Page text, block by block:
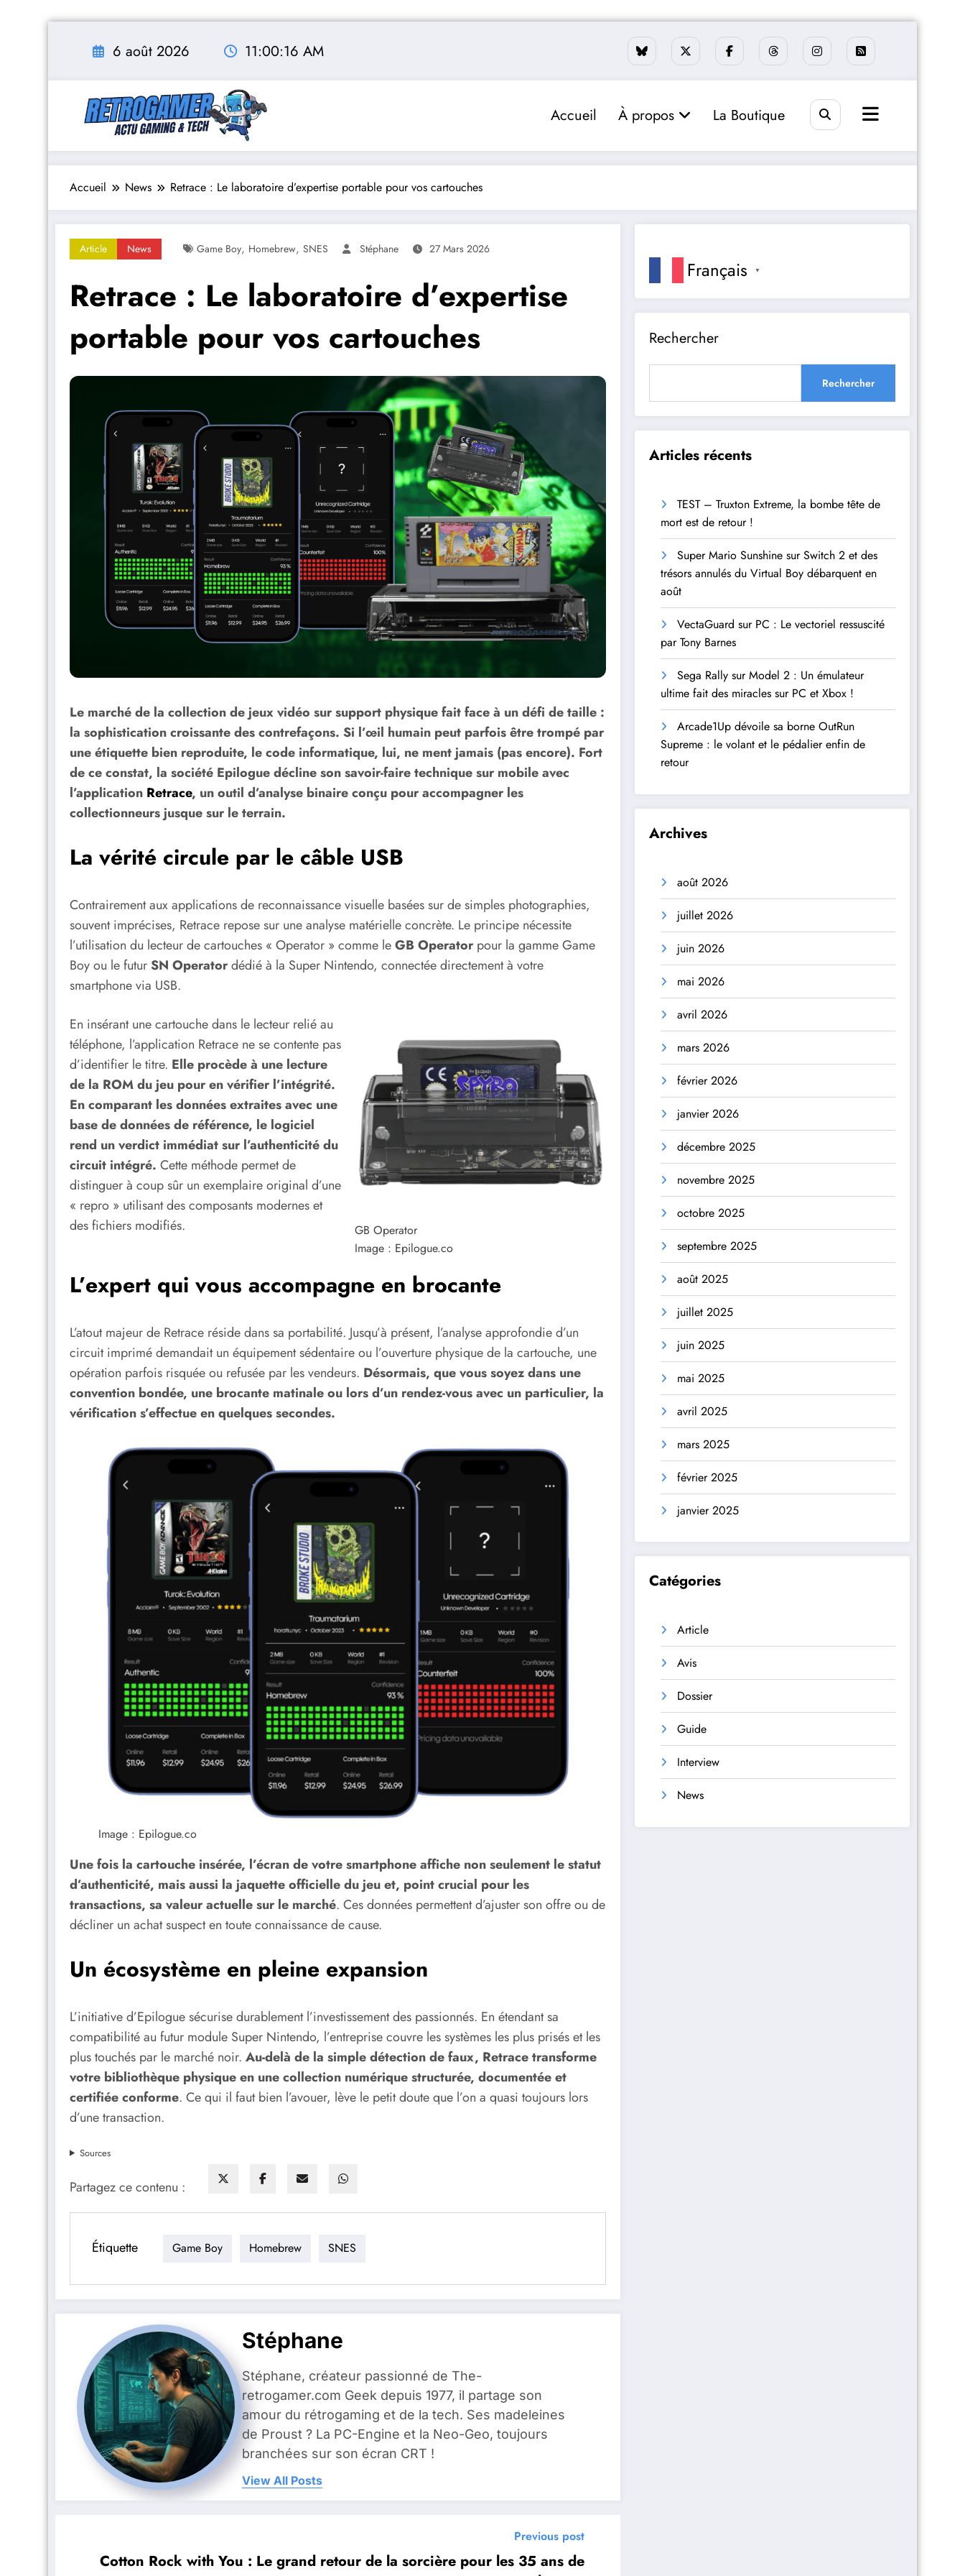
6 août 2026 11:00:17 AM
Accueil À propos La Boutique
Accueil News Retrace : Le laboratoire d’expertise portable pour vos cartouches
Article News Game Boy, Homebrew, SNES Stéphane 27 Mars 2026
Retrace : Le laboratoire d’expertise
portable pour vos cartouches
Le marché de la collection de jeux vidéo sur support physique fait face à un défi de taille :
la sophistication croissante des contrefaçons. Si l’œil humain peut parfois être trompé par
une étiquette bien reproduite, le code informatique, lui, ne ment jamais (pas encore). Fort
de ce constat, la société Epilogue décline son savoir-faire technique sur mobile avec
l’application Retrace, un outil d’analyse binaire conçu pour accompagner les
collectionneurs jusque sur le terrain.
La vérité circule par le câble USB
Contrairement aux applications de reconnaissance visuelle basées sur de simples photographies,
souvent imprécises, Retrace repose sur une analyse matérielle concrète. Le principe nécessite
l’utilisation du lecteur de cartouches « Operator » comme leGB Operator pour la gamme Game
Boy ou le futurSN Operatordédié à la Super Nintendo, connectée directement à votre
smartphone via USB.
GB Operator
Image : Epilogue.co
En insérant une cartouche dans le lecteur relié au
téléphone, l’application Retrace ne se contente pas
d’identifier le titre. Elle procède à une lecture
de la ROM du jeu pour en vérifier l’intégrité.
En comparant les données extraites avec une
base de données de référence, le logiciel
rend un verdict immédiat sur l’authenticité du
circuit intégré. Cette méthode permet de
distinguer à coup sûr un exemplaire original d’une
« repro » utilisant des composants modernes et
des fichiers modifiés.
L’expert qui vous accompagne en brocante
L’atout majeur de Retrace réside dans sa portabilité. Jusqu’à présent, l’analyse approfondie d’un
circuit imprimé demandait un équipement sédentaire ou l’ouverture physique de la cartouche, une
opération parfois risquée ou refusée par les vendeurs. Désormais, que vous soyez dans une
convention bondée, une brocante matinale ou lors d’un rendez-vous avec un particulier, la
vérification s’effectue en quelques secondes.
Image : Epilogue.co
Une fois la cartouche insérée, l’écran de votre smartphone affiche non seulement le statut
d’authenticité, mais aussi la jaquette officielle du jeu et, point crucial pour les
transactions, sa valeur actuelle sur le marché. Ces données permettent d’ajuster son offre ou de
décliner un achat suspect en toute connaissance de cause.
Un écosystème en pleine expansion
L’initiative d’Epilogue sécurise durablement l’investissement des passionnés. En étendant sa
compatibilité au futur module Super Nintendo, l’entreprise couvre les systèmes les plus prisés et les
plus touchés par le marché noir. Au-delà de la simple détection de faux, Retrace transforme
votre bibliothèque physique en une collection numérique structurée, documentée et
certifiée conforme. Ce qui il faut bien l’avouer, lève le petit doute que l’on a quasi toujours lors
d’une transaction.
Sources
Partagez ce contenu :
Étiquette Game Boy Homebrew SNES
Stéphane
Stéphane, créateur passionné de The-
retrogamer.com Geek depuis 1977, il partage son
amour du rétrogaming et de la tech. Ses madeleines
de Proust ? La PC-Engine et la Neo-Geo, toujours
branchées sur son écran CRT !
View All Posts
Previous post
Cotton Rock with You : Le grand retour de la sorcière pour les 35 ans de
Français ▼
Rechercher
Rechercher
Articles récents
TEST – Truxton Extreme, la bombe tête de
mort est de retour !
Super Mario Sunshine sur Switch 2 et des
trésors annulés du Virtual Boy débarquent en
août
VectaGuard sur PC : Le vectoriel ressuscité
par Tony Barnes
Sega Rally sur Model 2 : Un émulateur
ultime fait des miracles sur PC et Xbox !
Arcade1Up dévoile sa borne OutRun
Supreme : le volant et le pédalier enfin de
retour
Archives
août 2026
juillet 2026
juin 2026
mai 2026
avril 2026
mars 2026
février 2026
janvier 2026
décembre 2025
novembre 2025
octobre 2025
septembre 2025
août 2025
juillet 2025
juin 2025
mai 2025
avril 2025
mars 2025
février 2025
janvier 2025
Catégories
Article
Avis
Dossier
Guide
Interview
News